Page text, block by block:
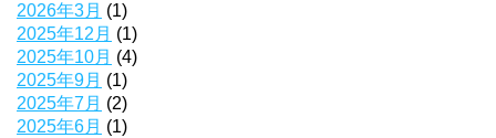
2026年3月 (1)
2025年12月 (1)
2025年10月 (4)
2025年9月 (1)
2025年7月 (2)
2025年6月 (1)